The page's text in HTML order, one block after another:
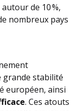
de 10 %,
nombreux pays
grande stabilité
européen, ainsi
. Ces atouts